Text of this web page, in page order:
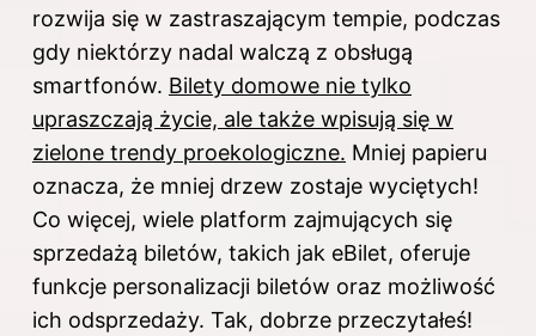
rozwija się w zastraszającym tempie, podczas
gdy niektórzy nadal walczą z obsługą
smartfonów. Bilety domowe nie tylko
upraszczają życie, ale także wpisują się w
zielone trendy proekologiczne. Mniej papieru
oznacza, że mniej drzew zostaje wyciętych!
Co więcej, wiele platform zajmujących się
sprzedażą biletów, takich jak eBilet, oferuje
funkcje personalizacji biletów oraz możliwość
ich odsprzedaży. Tak, dobrze przeczytałeś!